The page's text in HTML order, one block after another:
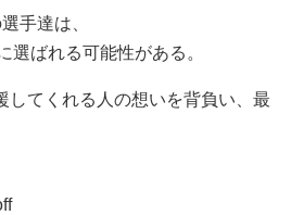
手達は、
選ばれる可能性がある。
してくれる人の想いを背負い、最